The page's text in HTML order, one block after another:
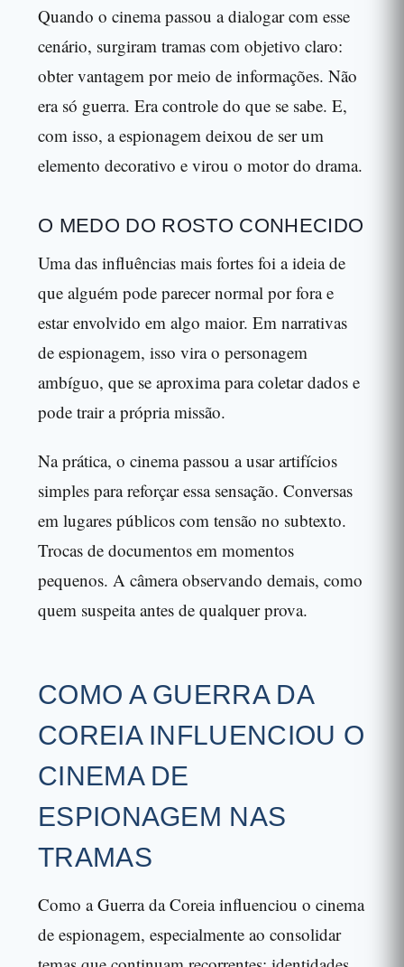
Quando o cinema passou a dialogar com esse
cenário, surgiram tramas com objetivo claro:
obter vantagem por meio de informações. Não
era só guerra. Era controle do que se sabe. E,
com isso, a espionagem deixou de ser um
elemento decorativo e virou o motor do drama.
O MEDO DO ROSTO CONHECIDO
Uma das influências mais fortes foi a ideia de
que alguém pode parecer normal por fora e
estar envolvido em algo maior. Em narrativas
de espionagem, isso vira o personagem
ambíguo, que se aproxima para coletar dados e
pode trair a própria missão.
Na prática, o cinema passou a usar artifícios
simples para reforçar essa sensação. Conversas
em lugares públicos com tensão no subtexto.
Trocas de documentos em momentos
pequenos. A câmera observando demais, como
quem suspeita antes de qualquer prova.
COMO A GUERRA DA
COREIA INFLUENCIOU O
CINEMA DE
ESPIONAGEM NAS
TRAMAS
Como a Guerra da Coreia influenciou o cinema
de espionagem, especialmente ao consolidar